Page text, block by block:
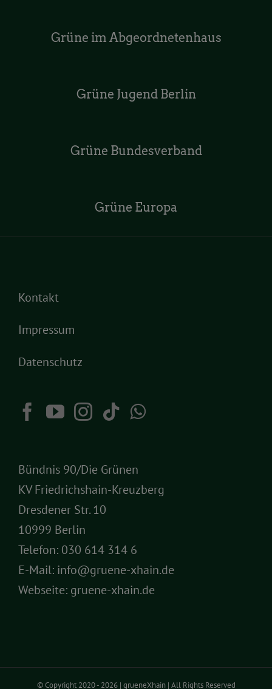
Grüne im Abgeordnetenhaus
Grüne Jugend Berlin
Grüne Bundesverband
Grüne Europa
Kontakt
Impressum
Datenschutz
Bündnis 90/Die Grünen
KV Friedrichshain-Kreuzberg
Dresdener Str. 10
10999 Berlin
Telefon: 030 614 314 6
E-Mail: info@gruene-xhain.de
Webseite: gruene-xhain.de
© Copyright 2020 - 2026 | grueneXhain | All Rights Reserved